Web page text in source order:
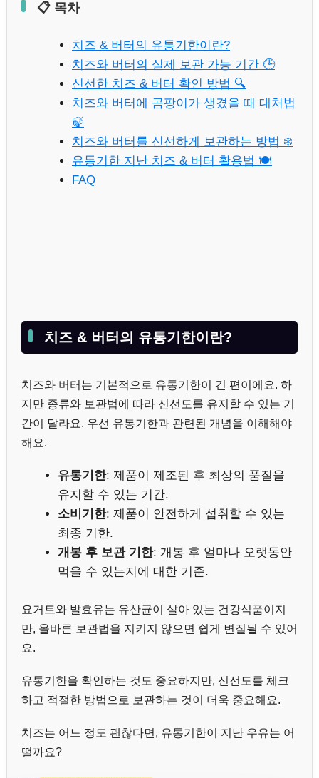
📋 목차
치즈 & 버터의 유통기한이란?
치즈와 버터의 실제 보관 가능 기간 🕒
신선한 치즈 & 버터 확인 방법 🔍
치즈와 버터에 곰팡이가 생겼을 때 대처법
🍃
치즈와 버터를 신선하게 보관하는 방법 ❄️
유통기한 지난 치즈 & 버터 활용법 🍽
FAQ
치즈 & 버터의 유통기한이란?
치즈와 버터는 기본적으로 유통기한이 긴 편이에요. 하
지만 종류와 보관법에 따라 신선도를 유지할 수 있는 기
간이 달라요. 우선 유통기한과 관련된 개념을 이해해야
해요.
유통기한: 제품이 제조된 후 최상의 품질을
유지할 수 있는 기간.
소비기한: 제품이 안전하게 섭취할 수 있는
최종 기한.
개봉 후 보관 기한: 개봉 후 얼마나 오랫동안
먹을 수 있는지에 대한 기준.
요거트와 발효유는 유산균이 살아 있는 건강식품이지
만, 올바른 보관법을 지키지 않으면 쉽게 변질될 수 있어
요.
유통기한을 확인하는 것도 중요하지만, 신선도를 체크
하고 적절한 방법으로 보관하는 것이 더욱 중요해요.
치즈는 어느 정도 괜찮다면, 유통기한이 지난 우유는 어
떨까요?